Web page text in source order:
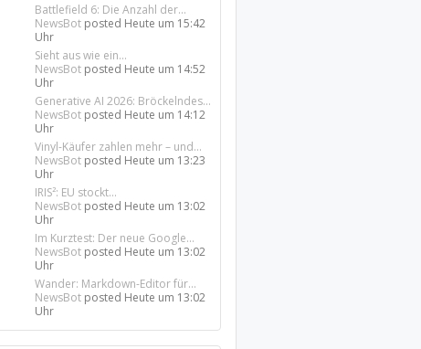
Battlefield 6: Die Anzahl der...
NewsBot posted Heute um 15:42
Uhr
Sieht aus wie ein...
NewsBot posted Heute um 14:52
Uhr
Generative AI 2026: Bröckelndes...
NewsBot posted Heute um 14:12
Uhr
Vinyl-Käufer zahlen mehr – und...
NewsBot posted Heute um 13:23
Uhr
IRIS²: EU stockt...
NewsBot posted Heute um 13:02
Uhr
Im Kurztest: Der neue Google...
NewsBot posted Heute um 13:02
Uhr
Wander: Markdown-Editor für...
NewsBot posted Heute um 13:02
Uhr